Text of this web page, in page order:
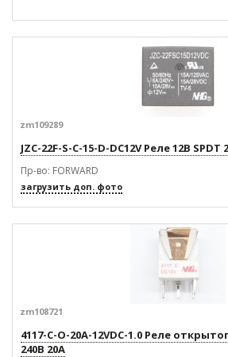
zm109289
JZC-22F-S-C-15-D-DC12V Реле 12В SPDT
Пр-во: FORWARD
загрузить доп. фото
zm108721
4117-C-O-20A-12VDC-1.0 Реле
240В 20А